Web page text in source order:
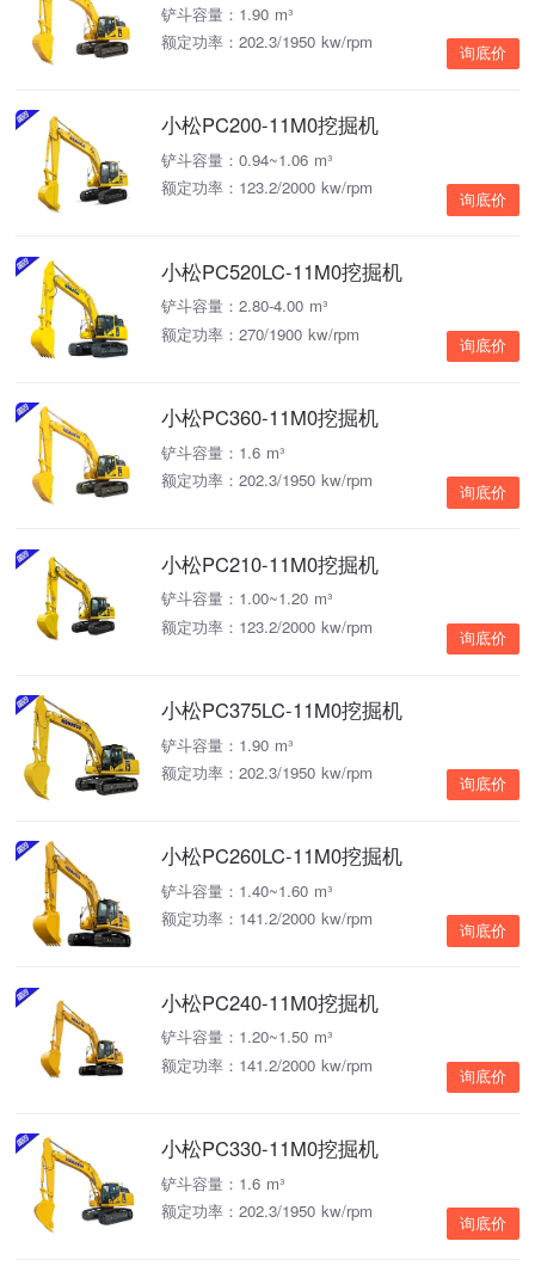
铲斗容量：1.90 m³
额定功率：202.3/1950 kw/rpm
询底价
小松PC200-11M0挖掘机
铲斗容量：0.94~1.06 m³
额定功率：123.2/2000 kw/rpm
询底价
小松PC520LC-11M0挖掘机
铲斗容量：2.80-4.00 m³
额定功率：270/1900 kw/rpm
询底价
小松PC360-11M0挖掘机
铲斗容量：1.6 m³
额定功率：202.3/1950 kw/rpm
询底价
小松PC210-11M0挖掘机
铲斗容量：1.00~1.20 m³
额定功率：123.2/2000 kw/rpm
询底价
小松PC375LC-11M0挖掘机
铲斗容量：1.90 m³
额定功率：202.3/1950 kw/rpm
询底价
小松PC260LC-11M0挖掘机
铲斗容量：1.40~1.60 m³
额定功率：141.2/2000 kw/rpm
询底价
小松PC240-11M0挖掘机
铲斗容量：1.20~1.50 m³
额定功率：141.2/2000 kw/rpm
询底价
小松PC330-11M0挖掘机
铲斗容量：1.6 m³
额定功率：202.3/1950 kw/rpm
询底价